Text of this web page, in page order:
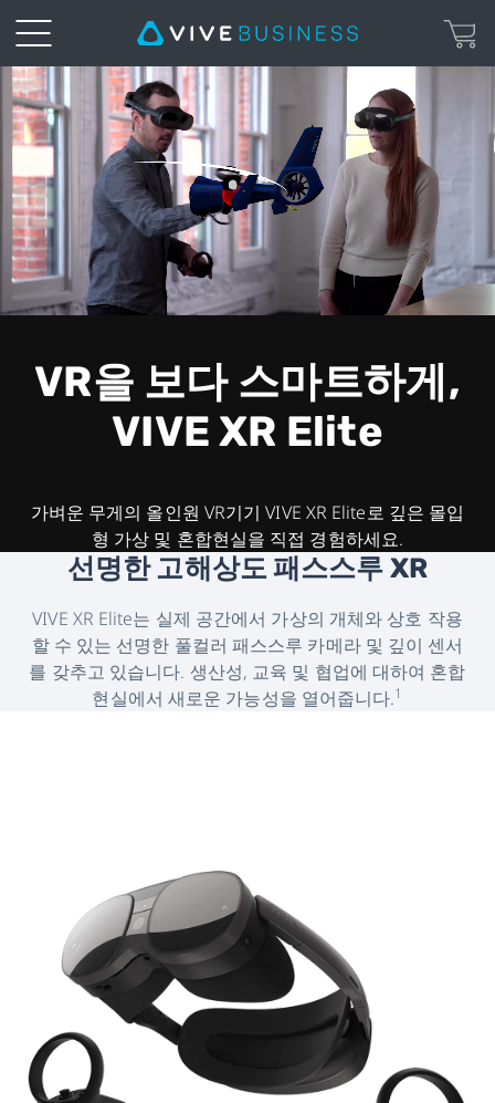
VIVE
XR
Elite
-
컨
버
터
일
형
XR
VR을 보다 스마트하게,
VIVE XR Elite
가벼운 무게의 올인원 VR기기 VIVE XR Elite로 깊은 몰입
형 가상 및 혼합현실을 직접 경험하세요.
선명한 고해상도 패스스루 XR
VIVE XR Elite는 실제 공간에서 가상의 개체와 상호 작용
할 수 있는 선명한 풀컬러 패스스루 카메라 및 깊이 센서
를 갖추고 있습니다. 생산성, 교육 및 협업에 대하여 혼합
현실에서 새로운 가능성을 열어줍니다.1